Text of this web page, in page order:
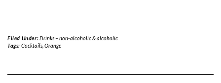
Filed Under:Drinks – non-alcoholic & alcoholic
Tags: Cocktails, Orange